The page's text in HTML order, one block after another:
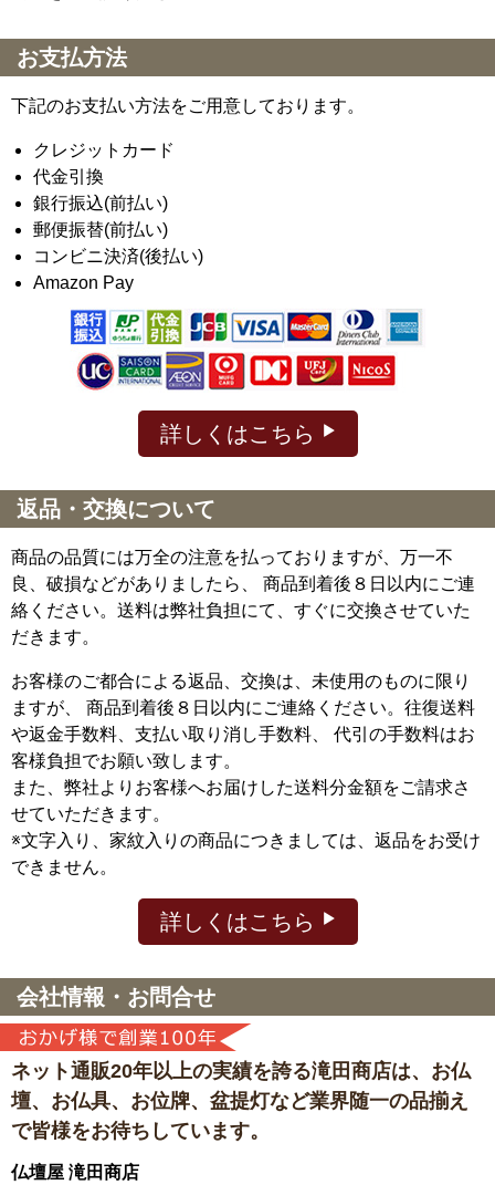
お支払方法
下記のお支払い方法をご用意しております。
クレジットカード
代金引換
銀行振込(前払い)
郵便振替(前払い)
コンビニ決済(後払い)
Amazon Pay
詳しくはこちら
返品・交換について
商品の品質には万全の注意を払っておりますが、万一不
良、破損などがありましたら、 商品到着後８日以内にご連
絡ください。送料は弊社負担にて、すぐに交換させていた
だきます。
お客様のご都合による返品、交換は、未使用のものに限り
ますが、
商品到着後８日以内にご連絡ください。往復送料
や返金手数料、支払い取り消し手数料、 代引の手数料はお
客様負担でお願い致します。
また、弊社よりお客様へお届けした送料分金額をご請求さ
せていただきます。
※文字入り、家紋入りの商品につきましては、返品をお受け
できません。
詳しくはこちら
会社情報・お問合せ
ネット通販20年以上の実績を誇る滝田商店は、 お仏
壇、お仏具、お位牌、盆提灯など業界随一の品揃え
で皆様をお待ちしています。
仏壇屋 滝田商店